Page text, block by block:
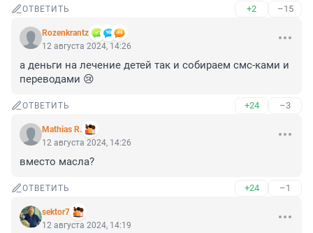
ОТВЕТИТЬ +2 –15
Rozenkrantz
12 августа 2024, 14:26
а деньги на лечение детей так и собираем смс-ками и
переводами 😢
ОТВЕТИТЬ +24 –3
Mathias R.
12 августа 2024, 14:26
вместо масла?
ОТВЕТИТЬ +24 –1
sektor7
12 августа 2024, 14:19